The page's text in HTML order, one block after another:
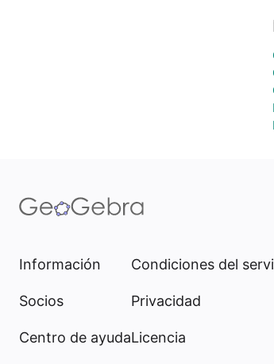
Información
Socios
Centro de ayuda
Condiciones del
Privacidad
Licencia